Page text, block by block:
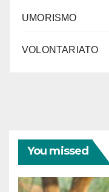
UMORISMO
VOLONTARIATO
You missed